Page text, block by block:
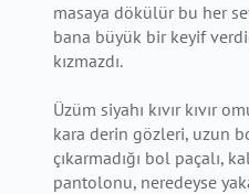
masaya dökülür bu her
bana büyük bir keyif
kızmazdı.
Üzüm siyahı kıvır kıvır
kara derin gözleri, uzun
çıkarmadığı bol paçalı,
pantolonu, neredeyse